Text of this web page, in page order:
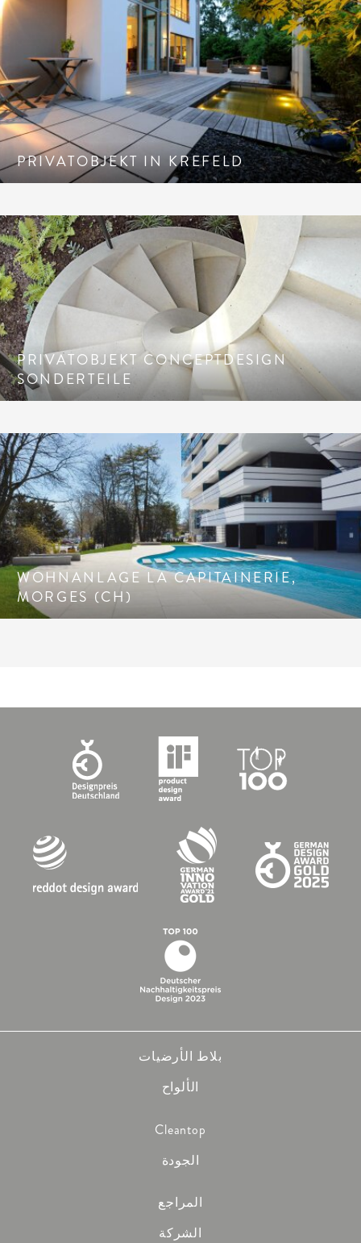
PRIVATOBJEKT IN KREFELD
PRIVATOBJEKT CONCEPTDESIGN
SONDERTEILE
WOHNANLAGE LA CAPITAINERIE,
MORGES (CH)
بلاط الأرضيات
الألواح
Cleantop
الجودة
المراجع
الشركة